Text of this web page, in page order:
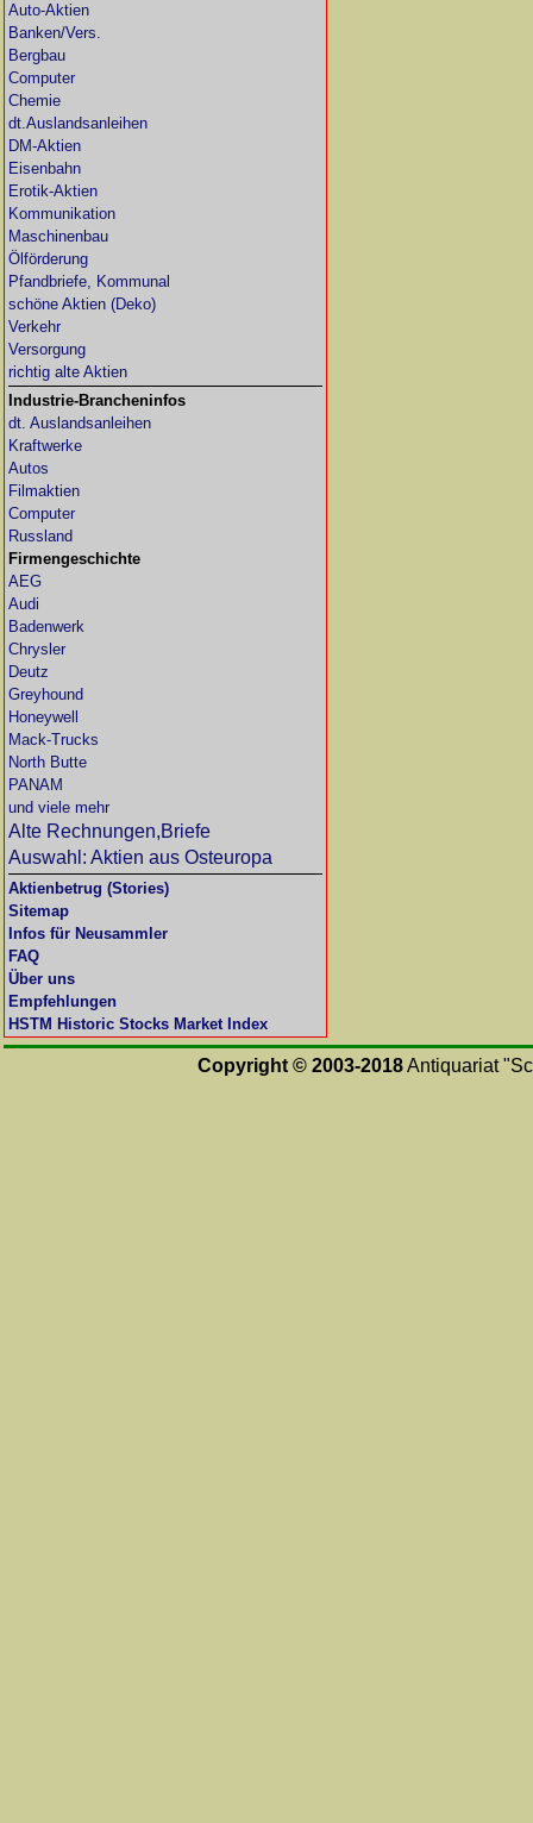
Auto-Aktien
Banken/Vers.
Bergbau
Computer
Chemie
dt.Auslandsanleihen
DM-Aktien
Eisenbahn
Erotik-Aktien
Kommunikation
Maschinenbau
Ölförderung
Pfandbriefe, Kommunal
schöne Aktien (Deko)
Verkehr
Versorgung
richtig alte Aktien
Industrie-Brancheninfos
dt. Auslandsanleihen
Kraftwerke
Autos
Filmaktien
Computer
Russland
Firmengeschichte
AEG
Audi
Badenwerk
Chrysler
Deutz
Greyhound
Honeywell
Mack-Trucks
North Butte
PANAM
und viele mehr
Alte Rechnungen,Briefe
Auswahl: Aktien aus Osteuropa
Aktienbetrug (Stories)
Sitemap
Infos für Neusammler
FAQ
Über uns
Empfehlungen
HSTM Historic Stocks Market Index
Copyright © 2003-2018Antiquariat